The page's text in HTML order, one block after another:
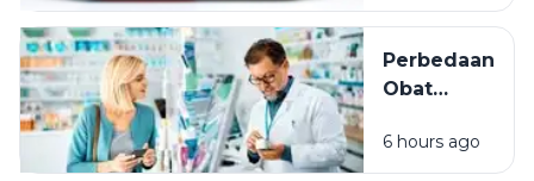
Penyebab
Antibiotik
yang Wajib
Perbedaan
Obat
Obat
Bebas
6 hours ago